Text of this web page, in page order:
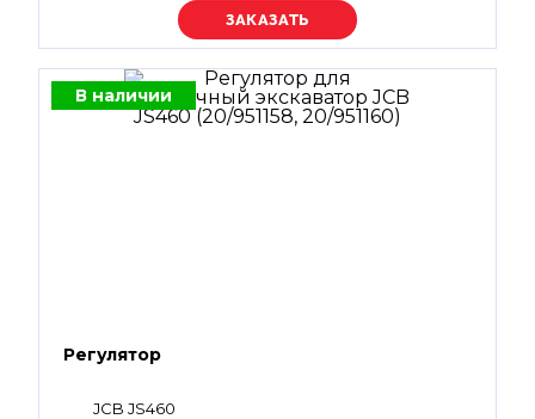
Уточняйте цену
В наличии
Регулятор
JCB JS460